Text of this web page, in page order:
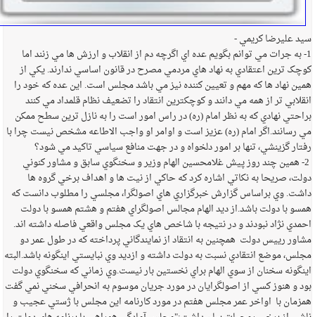
سيد عليرضا کريمي -
1- به جرات مي توانم بگويم عده اي اگرچه دم از انقلاب و ارزش ها مي زنند اما
کوچک ترين اعتقادي به نهاد هاي مردمي مصرح در قانون اساسي ندارند. يکي از
همين نهاد ها که مهم و تعيين کننده نيز مي باشد مجلس است. اين عده که خود را
انقلابي تر از همه مي دانند و کوچکترين انتقاد را تضعيف نظام قلمداد مي کنند
براحتي نهادي که به نظر امام (ره) در راس امور است را به نازل ترين سطح ممکن
مي رسانند.اگر امام (ره) عزيز است و اوامر او واجب الاطاعه مشخص نيست چرا با
رفتار گزينشي، تنها بر امور دلخواه و در جهت منافع سياسي تاکيد مي شود؟
2- همين چند روز پيش غلامحسين الهام وزير و سخنگوي سابق و مشاور کنوني
دولت، صريحا به نکاتي اشاره کرد که حاکي از نيت ها و اهداف برخي گروه ها
داشت. وي براساس گزارش خبرگزاري هاي اصولگرا، مجلسي را مطلوب دانست که
همسو با دولت باشد.از ديد الهام مجالس اصولگراي هفتم و هشتم همسو با دولت
احمدي نژاد نبودند و در نتيجه با شاخص هاي يک مجلس واقعي فاصله داشته اند.
مشاور رييس دولت همچنين به انتقاد از نمايندگاني پرداخته که در طول عمر دو
مجلس، موضع انتقادي نسبت به دولت داشته و ازديد وي نبايستي اينگونه باشد.البته
اينگونه سخنان از سوي الهام براي نخستين بار نيست.وي زماني که سخنگوي دولت
بود و هنوز کسي از اصولگرايان در مورد جريان موسوم به انحرافي سخني نمي گفت
همزمان با اواخر عمر مجلس هفتم در مورد کارنامه اين مجلس با ژستي عجيب و